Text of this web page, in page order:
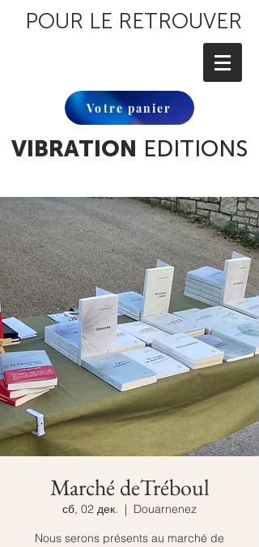
POUR LE RETROUVER
Votre panier
VIBRATION EDITIONS
Marché deTréboul
сб, 02 дек.
  |
Douarnenez
Nous serons présents au marché de